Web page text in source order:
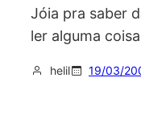
Jóia pra saber
ler alguma
helil 19/03/